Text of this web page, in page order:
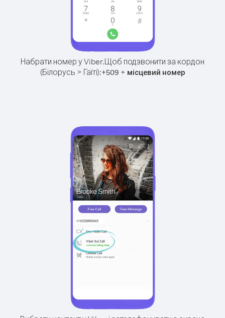
Набрати номер у Viber.Щоб подзвонити за кордон
(Білорусь > Гаїті):+509 + місцевий номер